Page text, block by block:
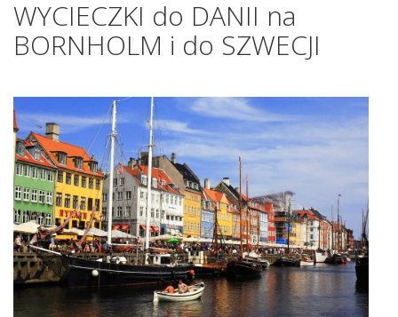
WYCIECZKI do DANII na
BORNHOLM i do SZWECJI